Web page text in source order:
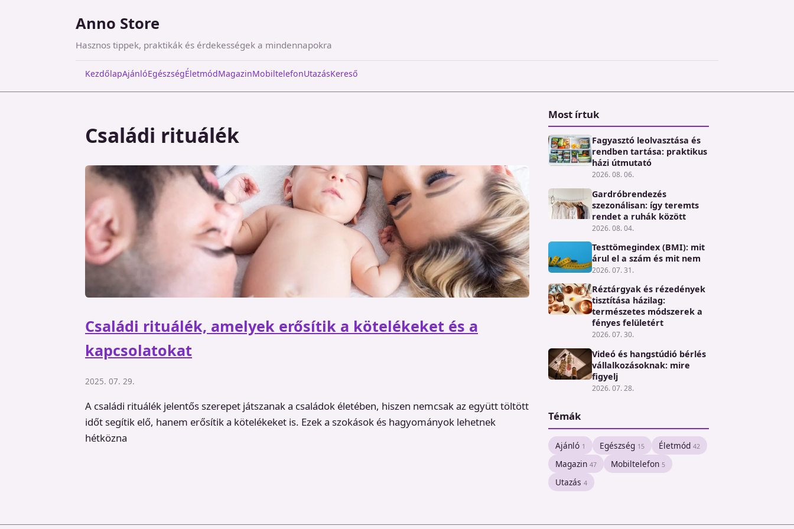
Anno Store
Hasznos tippek, praktikák és érdekességek a mindennapokra
KezdőlapAjánlóEgészségÉletmódMagazinMobiltelefonUtazásKereső
Családi rituálék
Családi rituálék, amelyek erősítik a kötelékeket és a
kapcsolatokat
2025. 07. 29.
A családi rituálék jelentős szerepet játszanak a családok életében, hiszen nemcsak az együtt töltött
időt segítik elő, hanem erősítik a kötelékeket is. Ezek a szokások és hagyományok lehetnek
hétközna
Most írtuk
Fagyasztó leolvasztása és
rendben tartása: praktikus
házi útmutató
2026. 08. 06.
Gardróbrendezés
szezonálisan: így teremts
rendet a ruhák között
2026. 08. 04.
Testtömegindex (BMI): mit
árul el a szám és mit nem
2026. 07. 31.
Réztárgyak és rézedények
tisztítása házilag:
természetes módszerek a
fényes felületért
2026. 07. 30.
Videó és hangstúdió bérlés
vállalkozásoknak: mire
figyelj
2026. 07. 28.
Témák
Ajánló 1 Egészség 15 Életmód 42
Magazin 47 Mobiltelefon 5
Utazás 4